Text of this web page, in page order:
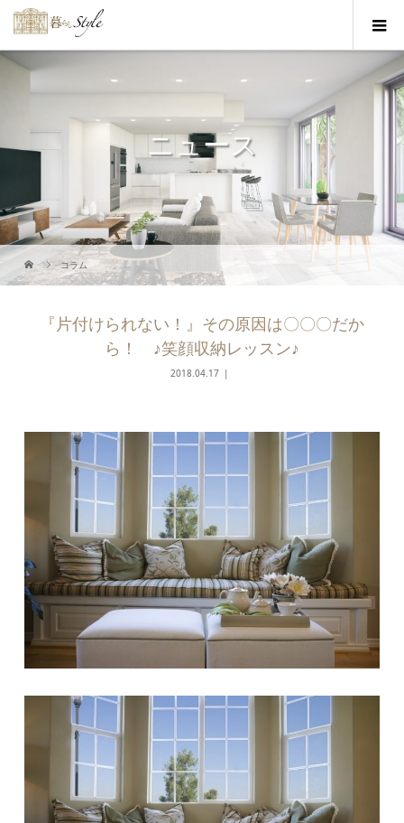
ニュース
コラム
『片付けられない！』その原因は〇〇〇だか
ら！ ♪笑顔収納レッスン♪
2018.04.17